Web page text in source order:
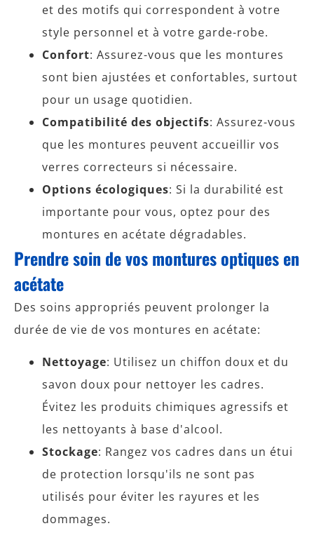
et des motifs qui correspondent à votre
style personnel et à votre garde-robe.
Confort: Assurez-vous que les montures
sont bien ajustées et confortables, surtout
pour un usage quotidien.
Compatibilité des objectifs: Assurez-vous
que les montures peuvent accueillir vos
verres correcteurs si nécessaire.
Options écologiques: Si la durabilité est
importante pour vous, optez pour des
montures en acétate dégradables.
Prendre soin de vos montures optiques en
acétate
Des soins appropriés peuvent prolonger la
durée de vie de vos montures en acétate:
Nettoyage: Utilisez un chiffon doux et du
savon doux pour nettoyer les cadres.
Évitez les produits chimiques agressifs et
les nettoyants à base d'alcool.
Stockage: Rangez vos cadres dans un étui
de protection lorsqu'ils ne sont pas
utilisés pour éviter les rayures et les
dommages.